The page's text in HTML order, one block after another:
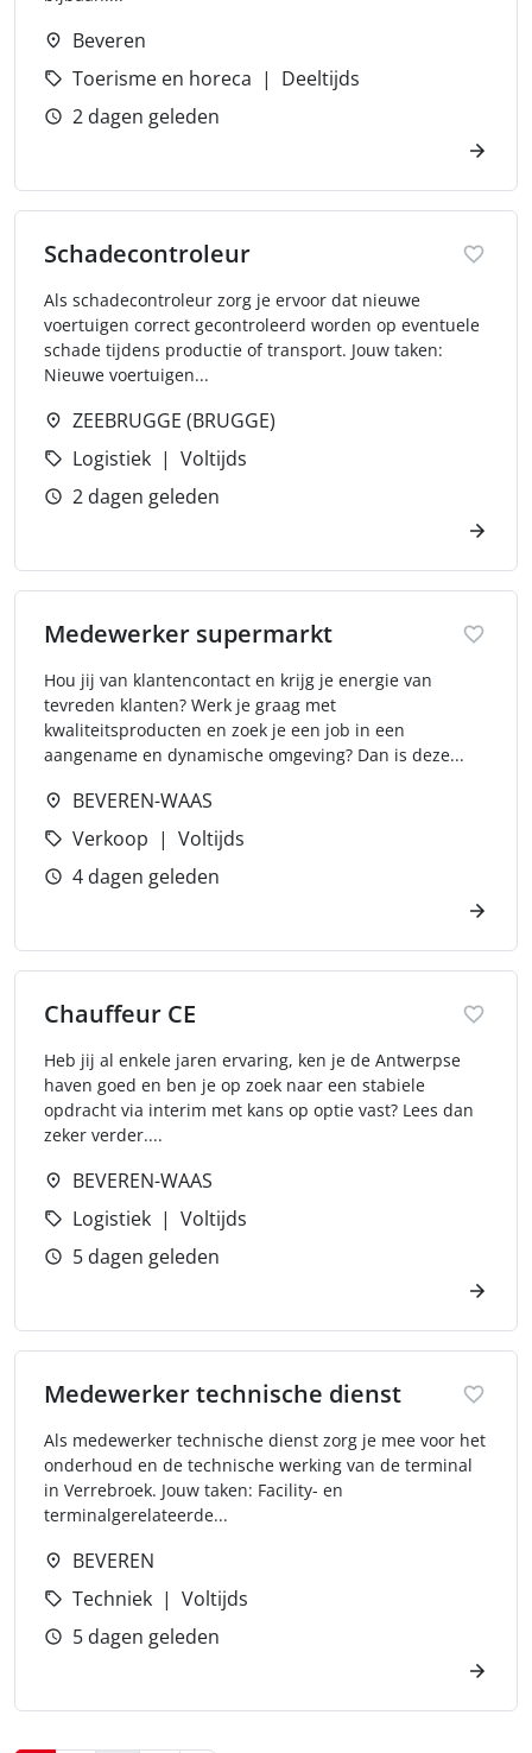
Beveren
Toerisme en horeca
Deeltijds
2 dagen geleden
Schadecontroleur
Als schadecontroleur zorg je ervoor dat nieuwe
voertuigen correct gecontroleerd worden op eventuele
schade tijdens productie of transport. Jouw taken:
Nieuwe voertuigen...
ZEEBRUGGE (BRUGGE)
Logistiek
Voltijds
2 dagen geleden
Medewerker supermarkt
Hou jij van klantencontact en krijg je energie van
tevreden klanten? Werk je graag met
kwaliteitsproducten en zoek je een job in een
aangename en dynamische omgeving? Dan is deze...
BEVEREN-WAAS
Verkoop
Voltijds
4 dagen geleden
Chauffeur CE
Heb jij al enkele jaren ervaring, ken je de Antwerpse
haven goed en ben je op zoek naar een stabiele
opdracht via interim met kans op optie vast? Lees dan
zeker verder....
BEVEREN-WAAS
Logistiek
Voltijds
5 dagen geleden
Medewerker technische dienst
Als medewerker technische dienst zorg je mee voor het
onderhoud en de technische werking van de terminal
in Verrebroek. Jouw taken: Facility- en
terminalgerelateerde...
BEVEREN
Techniek
Voltijds
5 dagen geleden